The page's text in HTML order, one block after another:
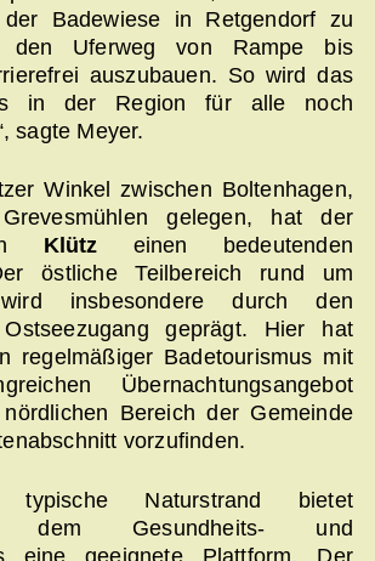
Badewiese in Retgendorf zu
den Uferweg von Rampe bis
auszubauen. So wird das
in der Region für alle noch
sagte Meyer.
Winkel zwischen Boltenhagen,
gelegen, hat der
in Klütz einen bedeutenden
östliche Teilbereich rund um
insbesondere durch den
Ostseezugang geprägt. Hier hat
regelmäßiger Badetourismus mit
Übernachtungsangebot
Bereich der Gemeinde
vorzufinden.
Naturstrand bietet
dem Gesundheits- und
eine geeignete Plattform. Der